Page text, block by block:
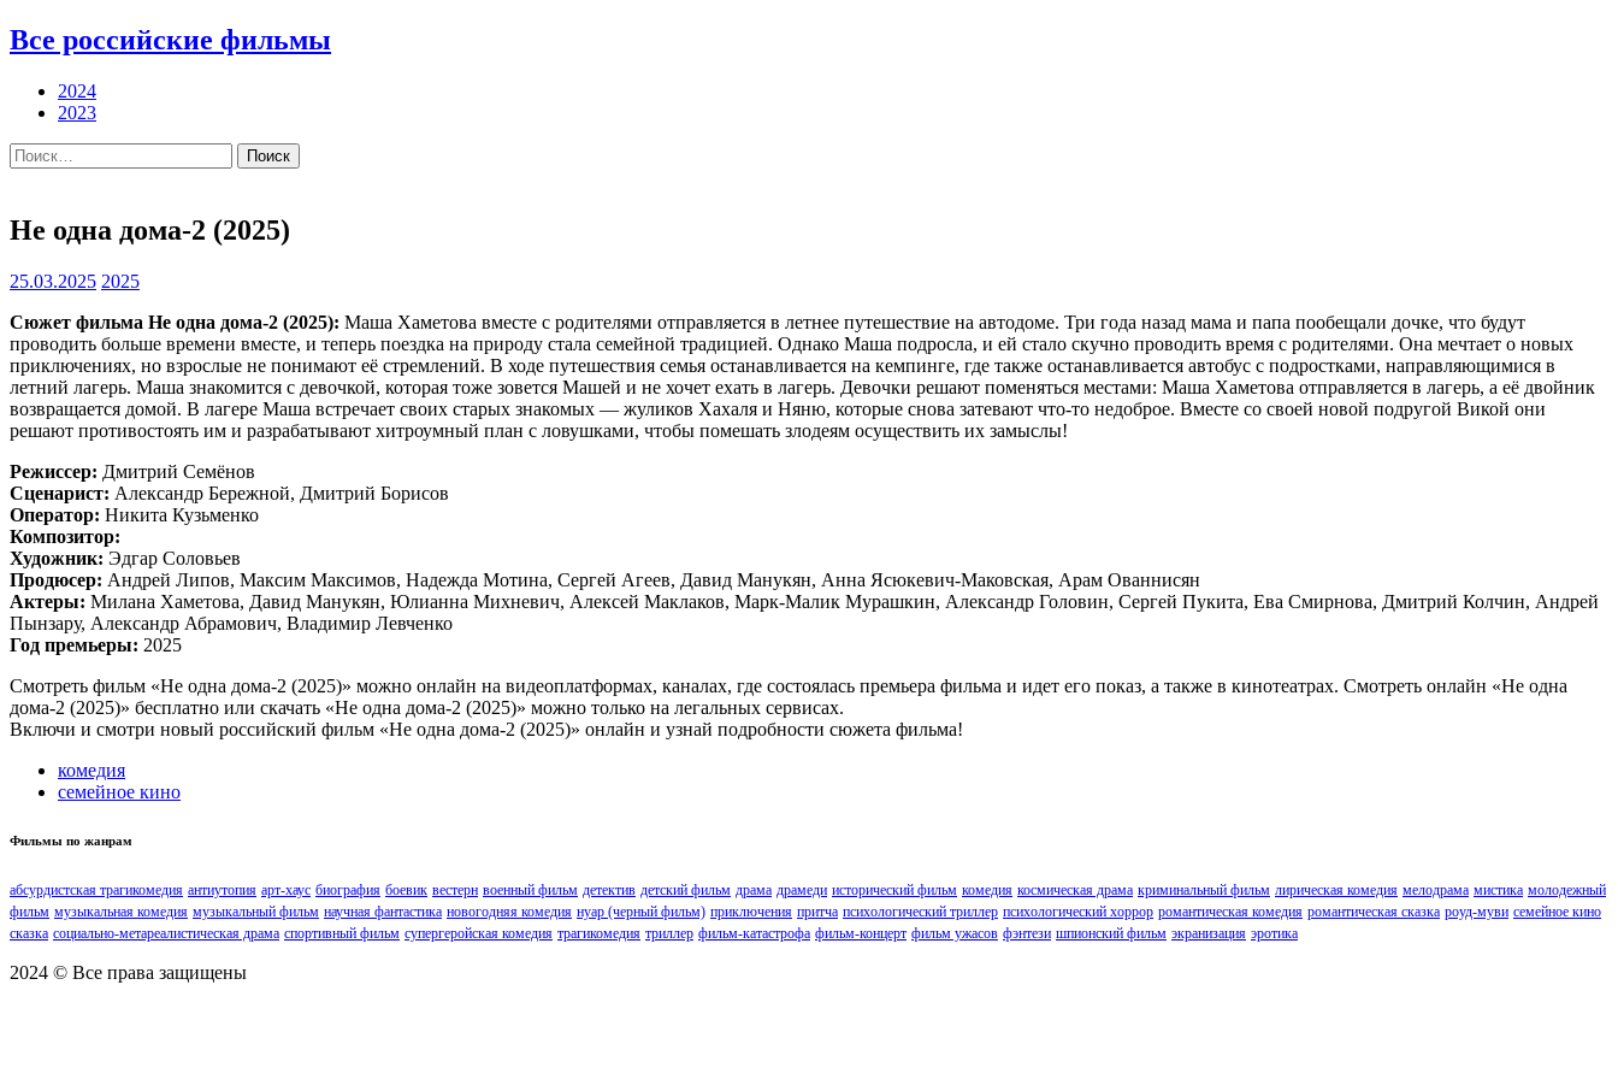
Все российские фильмы
2024
2023
Найти:
Не одна дома-2 (2025)
25.03.2025 2025
Сюжет фильма Не одна дома-2 (2025): Маша Хаметова вместе с родителями отправляется в летнее путешествие на автодоме. Три года назад мама и папа пообещали дочке, что будут
проводить больше времени вместе, и теперь поездка на природу стала семейной традицией. Однако Маша подросла, и ей стало скучно проводить время с родителями. Она мечтает о новых
приключениях, но взрослые не понимают её стремлений. В ходе путешествия семья останавливается на кемпинге, где также останавливается автобус с подростками, направляющимися в
летний лагерь. Маша знакомится с девочкой, которая тоже зовется Машей и не хочет ехать в лагерь. Девочки решают поменяться местами: Маша Хаметова отправляется в лагерь, а её двойник
возвращается домой. В лагере Маша встречает своих старых знакомых — жуликов Хахаля и Няню, которые снова затевают что-то недоброе. Вместе со своей новой подругой Викой они
решают противостоять им и разрабатывают хитроумный план с ловушками, чтобы помешать злодеям осуществить их замыслы!
Режиссер: Дмитрий Семёнов
Сценарист: Александр Бережной, Дмитрий Борисов
Оператор: Никита Кузьменко
Композитор:
Художник: Эдгар Соловьев
Продюсер: Андрей Липов, Максим Максимов, Надежда Мотина, Сергей Агеев, Давид Манукян, Анна Ясюкевич-Маковская, Арам Ованнисян
Актеры: Милана Хаметова, Давид Манукян, Юлианна Михневич, Алексей Маклаков, Марк-Малик Мурашкин, Александр Головин, Сергей Пукита, Ева Смирнова, Дмитрий Колчин, Андрей
Пынзару, Александр Абрамович, Владимир Левченко
Год премьеры: 2025
Смотреть фильм «Не одна дома-2 (2025)» можно онлайн на видеоплатформах, каналах, где состоялась премьера фильма и идет его показ, а также в кинотеатрах. Смотреть онлайн «Не одна
дома-2 (2025)» бесплатно или скачать «Не одна дома-2 (2025)» можно только на легальных сервисах.
Включи и смотри новый российский фильм «Не одна дома-2 (2025)» онлайн и узнай подробности сюжета фильма!
комедия
семейное кино
Фильмы по жанрам
абсурдистская трагикомедия антиутопия арт-хаус биография боевик вестерн военный фильм детектив детский фильм драма драмеди исторический фильм комедия космическая драма криминальный фильм лирическая комедия мелодрама мистика молодежный
фильм музыкальная комедия музыкальный фильм научная фантастика новогодняя комедия нуар (черный фильм) приключения притча психологический триллер психологический хоррор романтическая комедия романтическая сказка роуд-муви семейное кино
сказка социально-метареалистическая драма спортивный фильм супергеройская комедия трагикомедия триллер фильм-катастрофа фильм-концерт фильм ужасов фэнтези шпионский фильм экранизация эротика
2024 © Все права защищены